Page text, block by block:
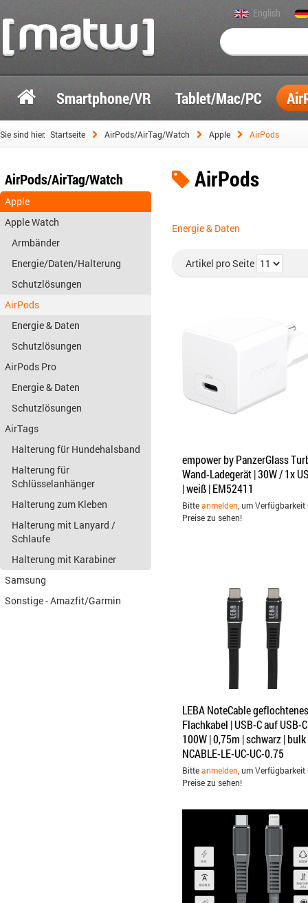
English
Smartphone/VR Tablet/Mac/PC
Sie sind hier: Startseite AirPods/AirTag/Watch Apple AirPods
AirPods
Energie & Daten
Artikel pro Seite
empower by PanzerGlass
Wand-Ladegerät | 30W / 1x
| weiß | EM52411
Bitteanmelden , um
Preise zu sehen!
LEBA NoteCable geflochtenes
Flachkabel | USB-C auf USB-
100W | 0,75m | schwarz | bulk
NCABLE-LE-UC-UC-0.75
Bitteanmelden , um
Preise zu sehen!
AirPods/AirTag/Watch
Apple
Apple Watch
Armbänder
Energie/Daten/Halterung
Schutzlösungen
AirPods
Energie & Daten
Schutzlösungen
AirPods Pro
Energie & Daten
Schutzlösungen
AirTags
Halterung für Hundehalsband
Halterung für
Schlüsselanhänger
Halterung zum Kleben
Halterung mit Lanyard /
Schlaufe
Halterung mit Karabiner
Samsung
Sonstige - Amazfit/Garmin